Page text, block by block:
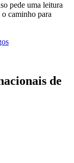
pede uma leitura
caminho para
de